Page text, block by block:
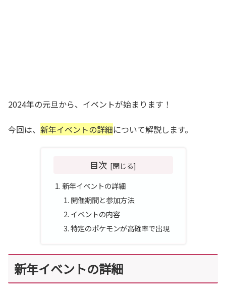
2024年の元旦から、イベントが始まります！
今回は、 新年イベントの詳細について解説します。
目次
新年イベントの詳細
開催期間と参加方法
イベントの内容
特定のポケモンが高確率で出現
新年イベントの詳細